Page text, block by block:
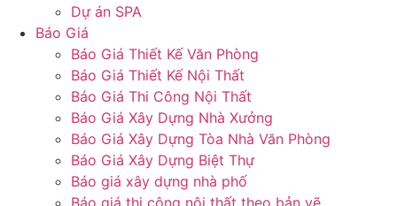
Dự án SPA
Báo Giá
Báo Giá Thiết Kế Văn Phòng
Báo Giá Thiết Kế Nội Thất
Báo Giá Thi Công Nội Thất
Báo Giá Xây Dựng Nhà Xưởng
Báo Giá Xây Dựng Tòa Nhà Văn Phòng
Báo Giá Xây Dựng Biệt Thự
Báo giá xây dựng nhà phố
Báo giá thi công nội thất theo bản vẽ